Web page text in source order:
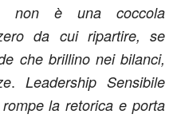
non è una coccola
da cui ripartire, se
che brillino nei bilanci,
.Leadership Sensibile
la retorica e porta